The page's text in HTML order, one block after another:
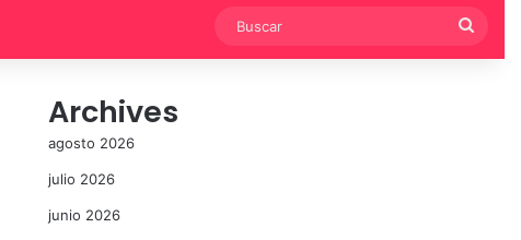
Archives
agosto 2026
julio 2026
junio 2026